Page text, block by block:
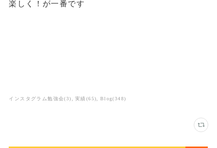
楽しく！が一番です
インスタグラム勉強会(3) 実績 (65) Blog(348)